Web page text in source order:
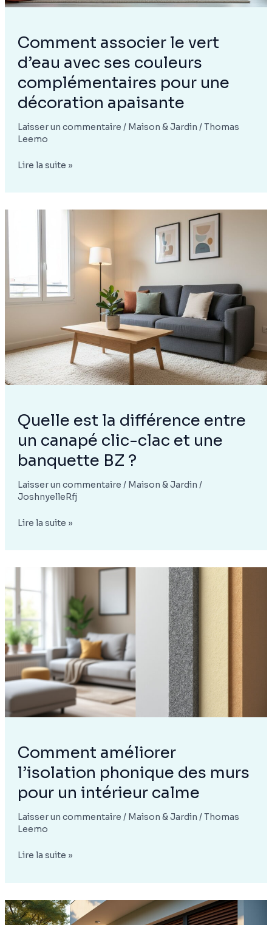
Comment associer le vert
d’eau avec ses couleurs
complémentaires pour une
décoration apaisante
Laisser un commentaire / Maison & Jardin /Thomas
Leemo
Comment
couleurs
complémentaires
pour
décoration
apaisante
Lire la suite »
Quelle est la différence entre
un canapé clic-clac et une
banquette BZ ?
Laisser un commentaire / Maison & Jardin /
JoshnyelleRfj
Quelle
différence
un
canapé
clic-
clac
et
une
banquette
?
Lire la suite »
Comment améliorer
l’isolation phonique des murs
pour un intérieur calme
Laisser un commentaire / Maison & Jardin /Thomas
Leemo
Comment
phonique
des
Lire la suite »